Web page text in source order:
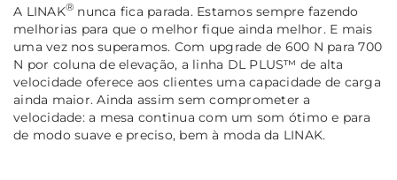
A LINAK® nunca fica parada. Estamos sempre fazendo
melhorias para que o melhor fique ainda melhor. E mais
uma vez nos superamos. Com upgrade de 600 N para 700
N por coluna de elevação, a linha DL PLUS™ de alta
velocidade oferece aos clientes uma capacidade de carga
ainda maior. Ainda assim sem comprometer a
velocidade: a mesa continua com um som ótimo e para
de modo suave e preciso, bem à moda da LINAK.